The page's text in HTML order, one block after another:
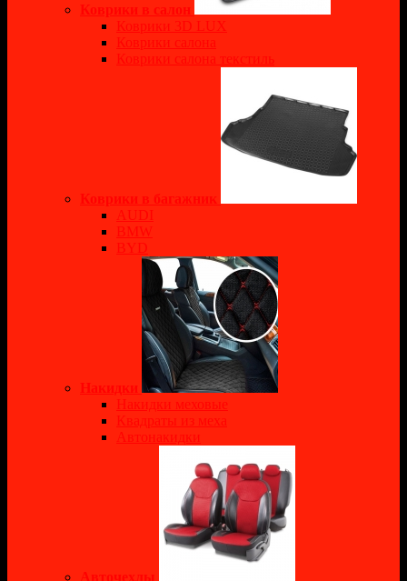
Коврики в салон
Коврики 3D LUX
Коврики салона
Коврики салона текстиль
Коврики в багажник
AUDI
BMW
BYD
Накидки
Накидки меховые
Квадраты из меха
Автонакидки
Авточехлы